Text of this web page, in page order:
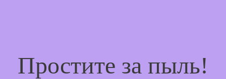
Простите за пыль!